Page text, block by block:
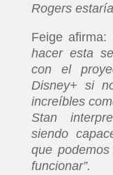
SERIES
T-
PLUS
EVENTOS
Rogers
Feige afirma:
hacer esta
con el
Disney+ si
increíbles
Stan
siendo
que
funcionar”.